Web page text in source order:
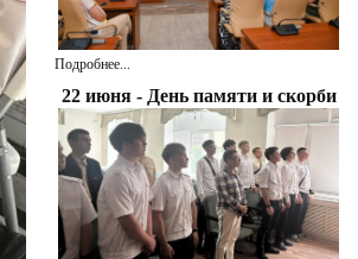
Подробнее...
22 июня - День памяти и скорби